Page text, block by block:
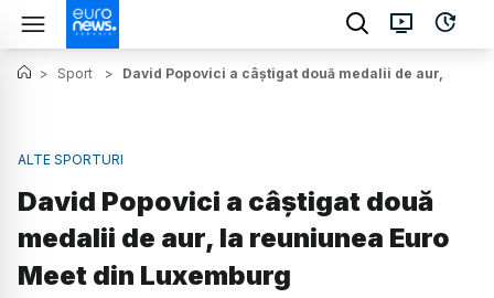
> Sport > David Popovici a câştigat două medalii de aur, la
ALTE SPORTURI
David Popovici a câştigat două
medalii de aur, la reuniunea Euro
Meet din Luxemburg